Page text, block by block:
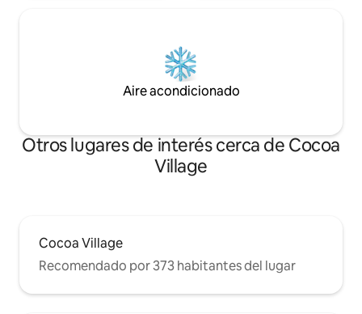
Aire acondicionado
Otros lugares de interés cerca de Cocoa
Village
Cocoa Village
Recomendado por 373 habitantes del lugar